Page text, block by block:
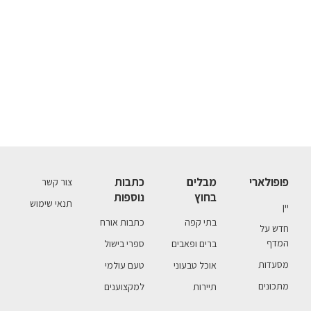
פופולארי
יין
חדש על
המדף
מסעדות
מתכונים
מבלים
בחוץ
בתי קפה
ברים ופאבים
אוכל טבעוני
תיירות
כתבות
נוספות
כתבות אורח
ספרי בישול
טעם עולמי
למקצוענים
צור קשר
תנאי שימוש